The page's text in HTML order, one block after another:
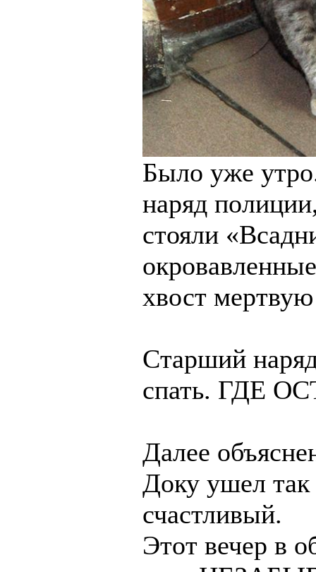
Было уже
наряд
стояли
хвост
Старший
спать. ГДЕ
Далее
Доку ушел так
счастливый.
Этот вечер в